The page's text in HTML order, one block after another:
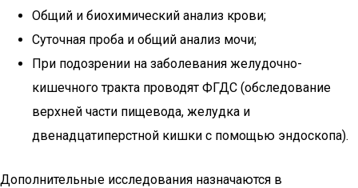
Общий и биохимический анализ крови;
Суточная проба и общий анализ мочи;
При подозрении на заболевания желудочно-
кишечного тракта проводят ФГДС (обследование
верхней части пищевода, желудка и
двенадцатиперстной кишки с помощью эндоскопа).
Дополнительные исследования назначаются в